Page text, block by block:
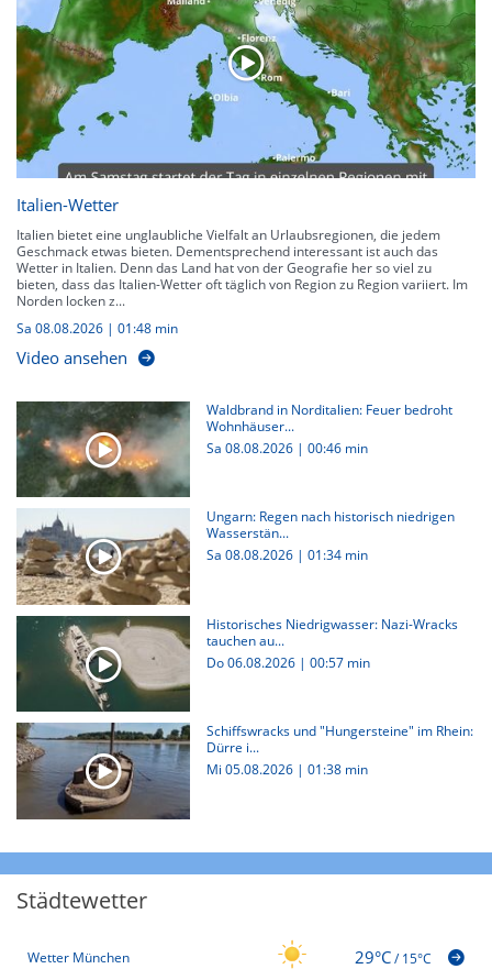
Italien-Wetter
Italien bietet eine unglaubliche Vielfalt an Urlaubsregionen, die jedem
Geschmack etwas bieten. Dementsprechend interessant ist auch das
Wetter in Italien. Denn das Land hat von der Geografie her so viel zu
bieten, dass das Italien-Wetter oft täglich von Region zu Region variiert. Im
Norden locken z...
Sa 08.08.2026 | 01:48 min
Video ansehen
Waldbrand in Norditalien: Feuer bedroht
Wohnhäuser...
Sa 08.08.2026 |00:46 min
Ungarn: Regen nach historisch niedrigen
Wasserstän...
Sa 08.08.2026 |01:34 min
Historisches Niedrigwasser: Nazi-Wracks
tauchen au...
Do 06.08.2026 |00:57 min
Schiffswracks und "Hungersteine" im Rhein:
Dürre i...
Mi 05.08.2026 |01:38 min
Städtewetter
Wetter München 29°C/15°C